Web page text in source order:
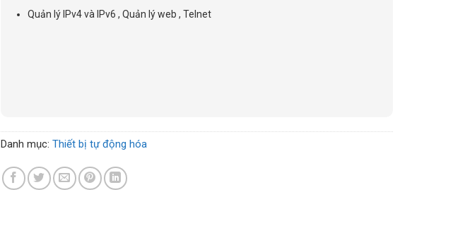
Quản lý IPv4 và IPv6 , Quản lý web , Telnet
Danh mục: Thiết bị tự động hóa